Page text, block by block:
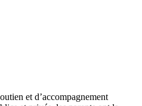
et d’accompagnement